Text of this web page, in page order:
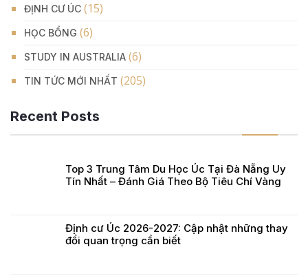
ĐỊNH CƯ ÚC (15)
HỌC BỔNG (6)
STUDY IN AUSTRALIA (6)
TIN TỨC MỚI NHẤT (205)
Recent Posts
Top 3 Trung Tâm Du Học Úc Tại Đà Nẵng Uy
Tín Nhất – Đánh Giá Theo Bộ Tiêu Chí Vàng
Định cư Úc 2026-2027: Cập nhật những thay
đổi quan trọng cần biết